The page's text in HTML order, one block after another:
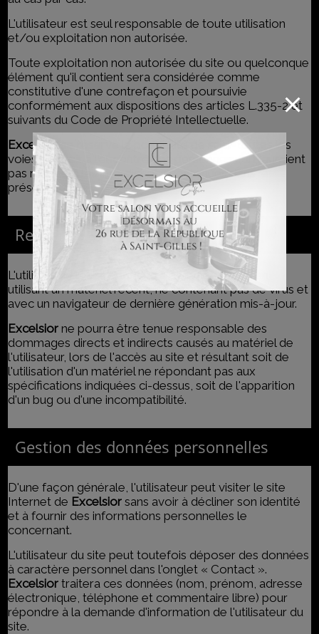
L'utilisateur est seul responsable de toute utilisation
et/ou exploitation non autorisée.
Toute exploitation non autorisée du site ou quelconque
élément qu'il contient sera considérée comme
constitutive d'une contrefaçon et poursuivie
conformément aux dispositions des articles L.335-2 et
suivants du Code de Propriété Intellectuelle.
Excelsiorse réserve la possibilité de saisir toutes les
voies de droit à l'encontre des personnes qui n'auraient
pas respecté les interdictions contenues dans le
présent article.
Responsabilités
L'utilisateur du site s'engage à accéder au site en
utilisant un matériel récent, ne contenant pas de virus et
avec un navigateur de dernière génération mis-à-jour.
Excelsior ne pourra être tenue responsable des
dommages directs et indirects causés au matériel de
l'utilisateur, lors de l'accès au site et résultant soit de
l'utilisation d'un matériel ne répondant pas aux
spécifications indiquées ci-dessus, soit de l'apparition
d'un bug ou d'une incompatibilité.
Gestion des données personnelles
D'une façon générale, l'utilisateur peut visiter le site
Internet de Excelsior sans avoir à décliner son identité
et à fournir des informations personnelles le
concernant.
L'utilisateur du site peut toutefois déposer des données
à caractère personnel dans l'onglet « Contact ».
Excelsior traitera ces données (nom, prénom, adresse
électronique, téléphone et commentaire libre) pour
répondre à la demande d'information de l'utilisateur du
site.